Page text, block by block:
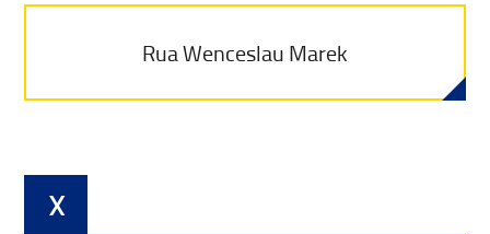
Rua Wenceslau Marek
X